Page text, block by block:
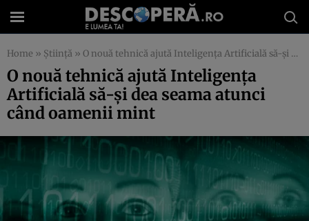
Home » Știință » O nouă tehnică ajută Inteligența Artificială să-și dea seama atunci când oamenii mint
O nouă tehnică ajută Inteligența
Artificială să-și dea seama atunci
când oamenii mint